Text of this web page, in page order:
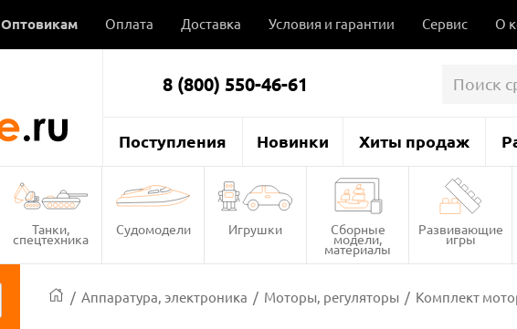
Оптовикам Оплата Доставка Условия и гарантии Сервис О
8 (800) 550-46-61
Поступления Новинки Хиты продаж
Танки,
спецтехника
Судомодели Игрушки Сборные
модели,
материалы
Развивающие
игры
/ Аппаратура, электроника / Моторы, регуляторы / Комплект